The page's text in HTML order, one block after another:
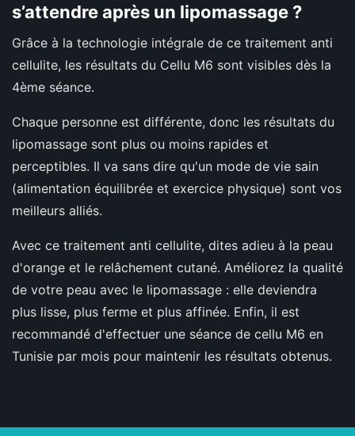
s’attendre après un lipomassage ?
Grâce à la technologie intégrale de ce traitement anti
cellulite, les résultats du Cellu M6 sont visibles dès la
4ème séance.
Chaque personne est différente, donc les résultats du
lipomassage sont plus ou moins rapides et
perceptibles. Il va sans dire qu'un mode de vie sain
(alimentation équilibrée et exercice physique) sont vos
meilleurs alliés.
Avec ce traitement anti cellulite, dites adieu à la peau
d'orange et le relâchement cutané. Améliorez la qualité
de votre peau avec le lipomassage : elle deviendra
plus lisse, plus ferme et plus affinée. Enfin, il est
recommandé d'effectuer une séance de cellu M6 en
Tunisie par mois pour maintenir les résultats obtenus.